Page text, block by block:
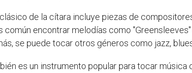
de la cítara incluye piezas de
común encontrar melodías como
se puede tocar otros géneros como jazz,
es un instrumento popular para tocar